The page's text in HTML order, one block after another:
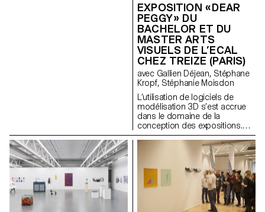
EXPOSITION « DEAR
PEGGY » DU
BACHELOR ET DU
MASTER ARTS
VISUELS DE L’ECAL
CHEZ TREIZE (PARIS)
avec Gallien Déjean, Stéphane
Kropf, Stéphanie Moisdon
L’utilisation de logiciels de
modélisation 3D s’est accrue
dans le domaine de la
conception des expositions.
Ces outils offrent aux designers
et aux commissaires une plus
grande maniabilité pour
reconstituer l’espace virtuel de
la galerie et y expérimenter les
différentes options
scénographiques envisagées.
Pourtant, malgré l’éventail des